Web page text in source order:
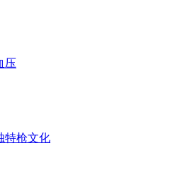
压
特枪文化